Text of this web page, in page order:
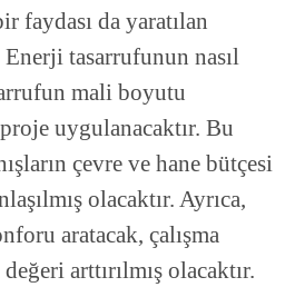
faydası da yaratılan
tasarrufunun nasıl
mali boyutu
uygulanacaktır. Bu
çevre ve hane bütçesi
olacaktır. Ayrıca,
aratacak, çalışma
arttırılmış olacaktır.